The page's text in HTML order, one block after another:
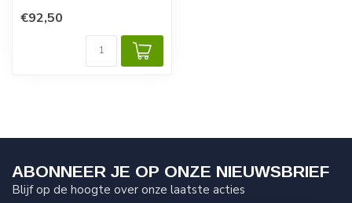
KLITTENBAND SL...
€92,50
ABONNEER JE OP ONZE NIEUWSBRIEF
Blijf op de hoogte over onze laatste acties